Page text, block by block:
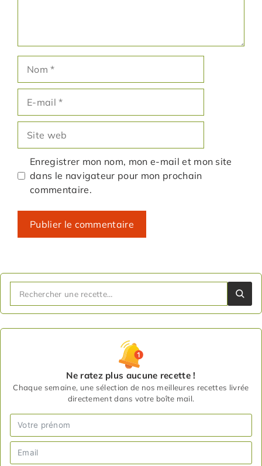
mail
web
Enregistrer mon nom, mon e-mail et mon site
dans le navigateur pour mon prochain
commentaire.
Ne ratez plus aucune recette !
Chaque semaine, une sélection de nos meilleures recettes livrée
directement dans votre boîte mail.